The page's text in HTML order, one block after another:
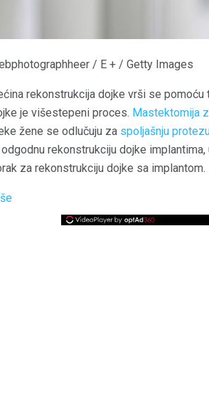
/ E + / Getty Images
rekonstrukcija dojke vrši se pomoću
je višestepeni proces. Mastektomija
žene se odlučuju za spoljašnju
rekonstrukciju dojke
za rekonstrukciju dojke sa implantom.